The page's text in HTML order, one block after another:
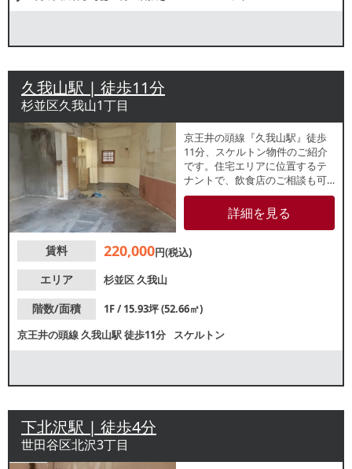
久我山駅 | 徒歩11分
杉並区久我山1丁目
京王井の頭線『久我山駅』徒歩
11分、スケルトン物件のご紹介
です。住宅エリアに位置するテ
ナントで、飲食店のご相談も可
能。地域に根差した店舗運営を
ご検討の方にもおすすめです。
詳細を見る
賃料 220,000円(税込)
エリア
杉並区久我山
階数/面積
1F / 15.93坪 (52.66㎡)
京王井の頭線久我山駅徒歩11分 スケルトン
下北沢駅 | 徒歩4分
世田谷区北沢3丁目